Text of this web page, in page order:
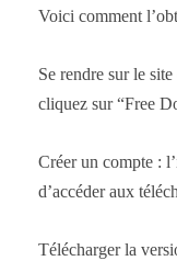
Voici comment
Se rendre sur le
cliquez sur “Free
Créer un compte :
d’accéder aux
Télécharger la